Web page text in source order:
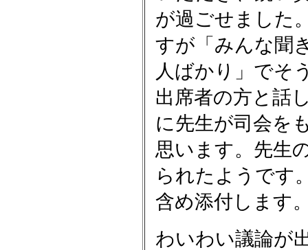
が過ごせました
すが「みんな聞
人ばかり」でそ
出席者の方と話
に先生が司会を
思います。先生
られたようです
含め添付します
わいわい議論が